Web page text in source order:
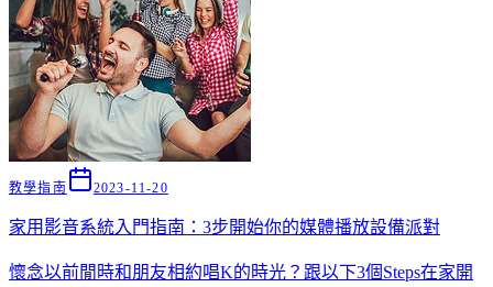
教學指南 2023-11-20
家用影音系統入門指南：3步開始你的媒體播放設備派對
懷念以前閒時和朋友相約唱K的時光？跟以下3個Steps在家開